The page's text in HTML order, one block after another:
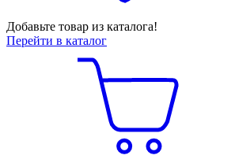
Добавьте товар из каталога!
Перейти в каталог